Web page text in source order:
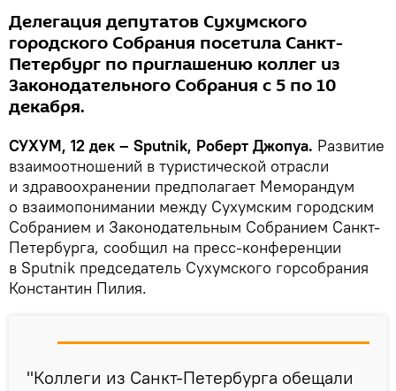
Делегация депутатов Сухумского
городского Собрания посетила Санкт-
Петербург по приглашению коллег из
Законодательного Собрания с 5 по 10
декабря.
СУХУМ, 12 дек – Sputnik, Роберт Джопуа. Развитие
взаимоотношений в туристической отрасли
и здравоохранении предполагает Меморандум
о взаимопонимании между Сухумским городским
Собранием и Законодательным Собранием Санкт-
Петербурга, сообщил на пресс-конференции
в Sputnik председатель Сухумского горсобрания
Константин Пилия.
"Коллеги из Санкт-Петербурга обещали